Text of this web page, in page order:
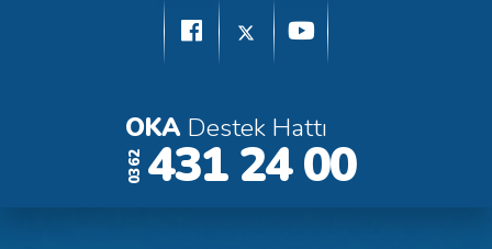
OKA Destek Hattı
0362 431 24 00